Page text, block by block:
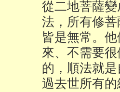
從二地菩薩
法，所有修
皆是無常。
來、不需要
的，順法就
過去世所有